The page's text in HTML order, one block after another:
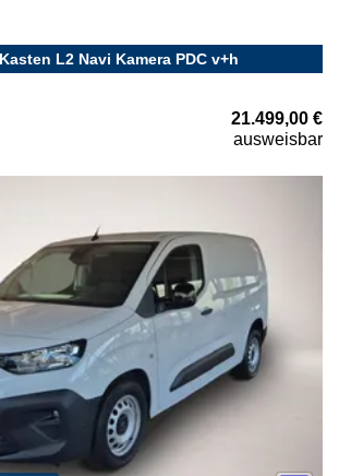
L2 Navi Kamera PDC v+h
21.499,00 €
ausweisbar